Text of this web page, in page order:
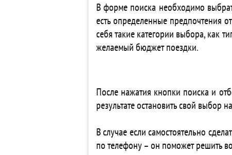
4*
5*
3*
5*
5*
5*
5*
В форме поиска необходимо
есть определенные предпочтения
себя такие категории выбора, как
желаемый бюджет поездки.
После нажатия кнопки поиска и
результате остановить свой выбор
В случае если самостоятельно
по телефону – он поможет решить